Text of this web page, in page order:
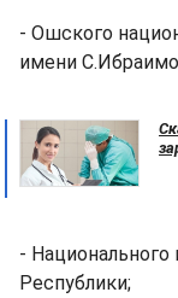
- Ошского
имени
-
Республики;